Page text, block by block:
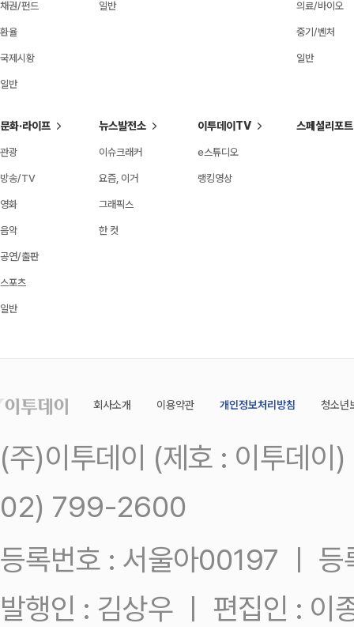
채권/펀드
환율
국제시황
일반
일반 의료/바이오
중기/벤처
일반
문화·라이프
관광
방송/TV
영화
음악
공연/출판
스포츠
일반
뉴스발전소
이슈크래커
요즘, 이거
그래픽스
한 컷
이투데이TV
e스튜디오
랭킹영상
스페셜리포트
회사소개 이용약관 개인정보처리방침 청소년
(주)이투데이 (제호 : 이투데
02) 799-2600
등록번호 : 서울아00197 ㅣ
발행인 : 김상우 ㅣ 편집인 : 이